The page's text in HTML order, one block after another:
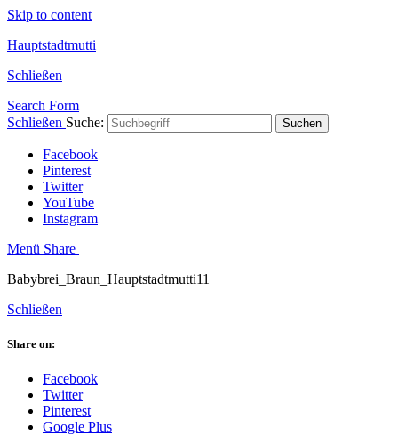
Skip to content
Hauptstadtmutti
Schließen
Search Form
Schließen Suche: Suchen
Facebook
Pinterest
Twitter
YouTube
Instagram
Menü Share
Babybrei_Braun_Hauptstadtmutti11
Schließen
Share on:
Facebook
Twitter
Pinterest
Google Plus